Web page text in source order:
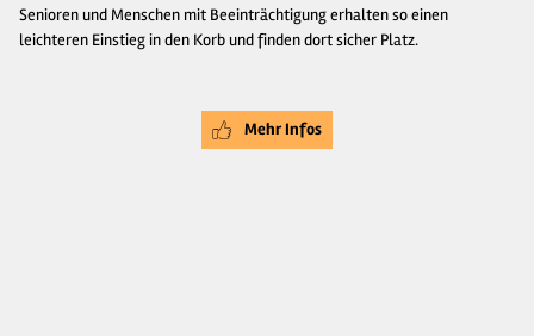
Senioren und Menschen mit Beeinträchtigung erhalten so einen
leichteren Einstieg in den Korb und finden dort sicher Platz.
Mehr Infos